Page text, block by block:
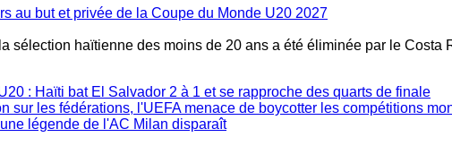
au but et privée de la Coupe du Monde U20 2027
sélection haïtienne des moins de 20 ans a été éliminée par le Costa
: Haïti bat El Salvador 2 à 1 et se rapproche des quarts de finale
sur les fédérations, l'UEFA menace de boycotter les compétitions
légende de l'AC Milan disparaît